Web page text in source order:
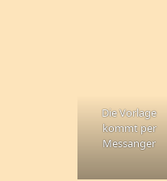
Die Vorlage
kommt per
Messanger